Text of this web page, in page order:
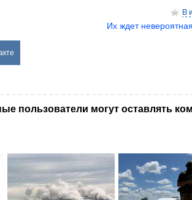
Их ждет
пользователи могут оставлять